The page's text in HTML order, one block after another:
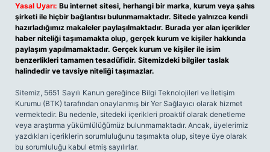
Yasal Uyarı: Bu internet sitesi, herhangi bir marka, kurum veya şahıs
şirketi ile hiçbir bağlantısı bulunmamaktadır. Sitede yalnızca kendi
hazırladığımız makaleler paylaşılmaktadır. Burada yer alan içerikler
haber niteliği taşımamakta olup, gerçek kurum ve kişiler hakkında
paylaşım yapılmamaktadır. Gerçek kurum ve kişiler ile isim
benzerlikleri tamamen tesadüfidir. Sitemizdeki bilgiler taslak
halindedir ve tavsiye niteliği taşımazlar.
Sitemiz, 5651 Sayılı Kanun gereğince Bilgi Teknolojileri ve İletişim
Kurumu (BTK) tarafından onaylanmış bir Yer Sağlayıcı olarak hizmet
vermektedir. Bu nedenle, sitedeki içerikleri proaktif olarak denetleme
veya araştırma yükümlülüğümüz bulunmamaktadır. Ancak, üyelerimiz
yazdıkları içeriklerin sorumluluğunu taşımakta olup, siteye üye olarak
bu sorumluluğu kabul etmiş sayılırlar.